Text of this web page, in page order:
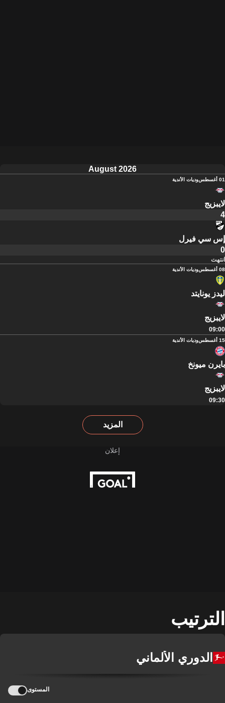
August 2026
01 أغسطس وديات الأندية
لايبزيج
4
إس سي فيرل
0
انتهت
08 أغسطس وديات الأندية
ليدز يونايتد
لايبزيج
09:00
15 أغسطس وديات الأندية
بايرن ميونخ
لايبزيج
09:30
المزيد
الترتيب
الدوري الألماني
المستوى